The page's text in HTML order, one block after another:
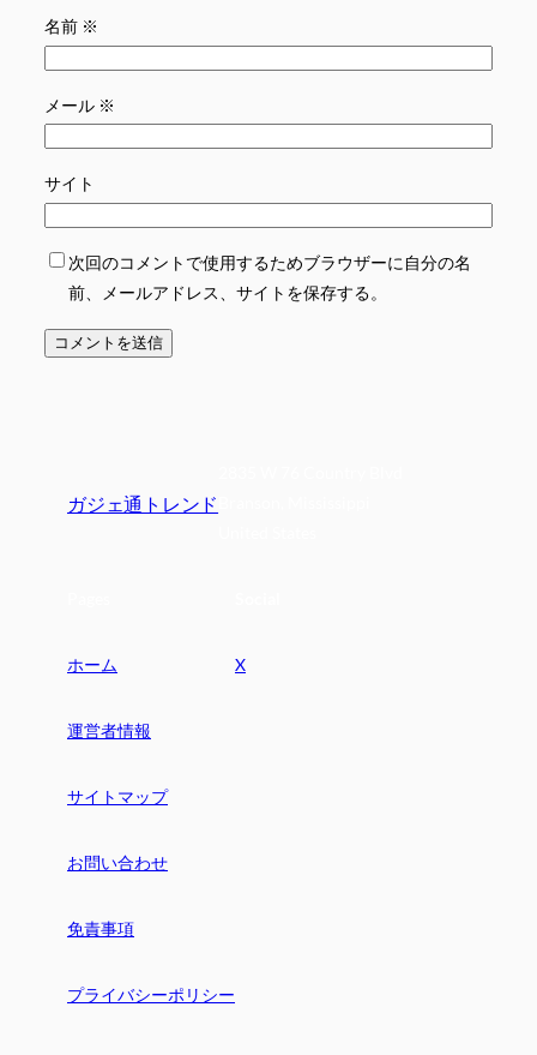
名前 ※
メール ※
サイト
次回のコメントで使用するためブラウザーに自分の名
前、メールアドレス、サイトを保存する。
ガジェ通トレンド
ホーム
運営者情報
サイトマップ
お問い合わせ
免責事項
プライバシーポリシー
X